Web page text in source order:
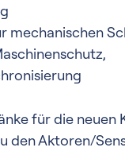
mechanischen
für die neuen
den Aktoren/